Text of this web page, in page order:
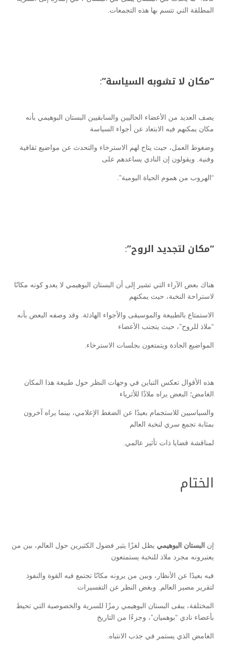
المطلقة التي تتسم بها هذه التجمعات.
“مكان لا تشوبه السياسة”:
يصف العديد من الأعضاء الحاليين والسابقيين البستان البوهيمي بأنه
مكان يمكنهم فيه الابتعاد عن أجواء السياسة
وضغوط العمل، حيث يتاح لهم الاسترخاء والتحدث عن مواضيع ثقافية
وفنية. ويقولون إن النادي يساعدهم على
“الهروب من هموم الحياة اليومية”.
“مكان لتجديد الروح”:
هناك بعض الآراء التي تشير إلى أن البستان البوهيمي لا يعدو كونه مكانًا
لاستراحة النخبة، حيث يمكنهم
الاستمتاع بالطبيعة والموسيقى والأجواء الهادئة. وقد وصفه البعض بأنه
“ملاذ للروح”، حيث يتجنب الأعضاء
المواضيع الجادة ويتمتعون بجلسات الاسترخاء.
هذه الأقوال تعكس التباين في وجهات النظر حول طبيعة هذا المكان
الغامض؛ البعض يراه ملاذًا للأثرياء
والسياسيين للاستجمام بعيدًا عن الضغط الإعلامي، بينما يراه آخرون
بمثابة تجمع سري لنخبة العالم
لمناقشة قضايا ذات تأثير عالمي.
الختام
إن البستان البوهيمي يظل لغزًا يثير فضول الكثيرين حول العالم، بين من
يعتبرونه مجرد ملاذ للنخبة يستمتعون
فيه بعيدًا عن الأنظار، وبين من يرونه مكانًا تجتمع فيه القوة والنفوذ
لتقرير مصير العالم. وبغض النظر عن التفسيرات
المختلفة، يبقى البستان البوهيمي رمزًا للسرية والخصوصية التي تحيط
بأعضاء نادي “بوهميان”، وجزءًا من التاريخ
الغامض الذي يستمر في جذب الانتباه.